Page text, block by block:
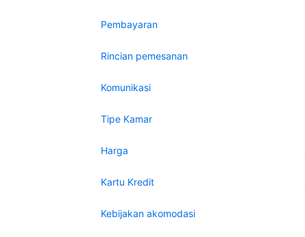
Pembayaran
Rincian pemesanan
Komunikasi
Tipe Kamar
Harga
Kartu Kredit
Kebijakan akomodasi